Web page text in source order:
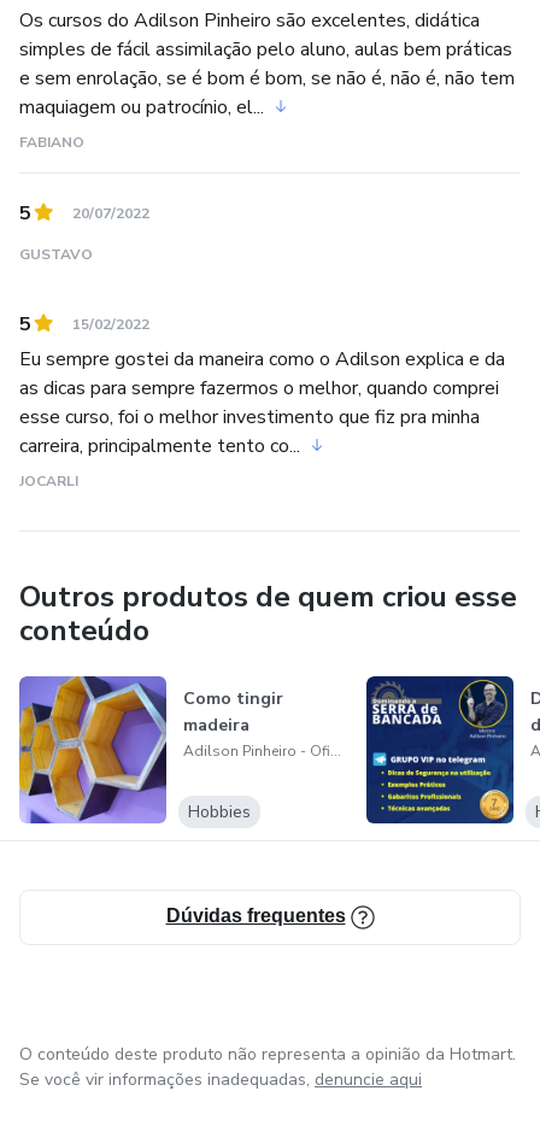
Os cursos do Adilson Pinheiro são excelentes, didática
simples de fácil assimilação pelo aluno, aulas bem práticas
e sem enrolação, se é bom é bom, se não é, não é, não tem
maquiagem ou patrocínio, el...
FABIANO
5 20/07/2022
GUSTAVO
5 15/02/2022
Eu sempre gostei da maneira como o Adilson explica e da
as dicas para sempre fazermos o melhor, quando comprei
esse curso, foi o melhor investimento que fiz pra minha
carreira, principalmente tento co...
JOCARLI
Outros produtos de quem criou esse
conteúdo
Como tingir
madeira
Adilson Pinheiro - Oficina 44
Hobbies
Dúvidas frequentes
O conteúdo deste produto não representa a opinião da Hotmart.
Se você vir informações inadequadas, denuncie aqui